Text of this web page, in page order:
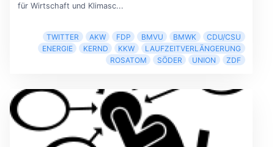
für Wirtschaft und Klimasc...
TWITTER AKW FDP BMVU BMWK
CDU/CSU
ENERGIE
KERND KKW
LAUFZEITVERLÄNGERUNG
ROSATOM
SÖDER UNION ZDF